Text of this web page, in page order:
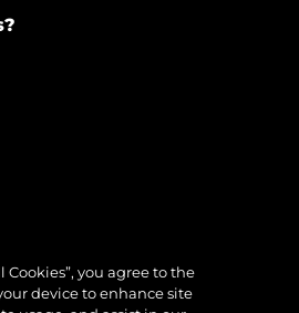
Cookies”, you agree to the
device to enhance site